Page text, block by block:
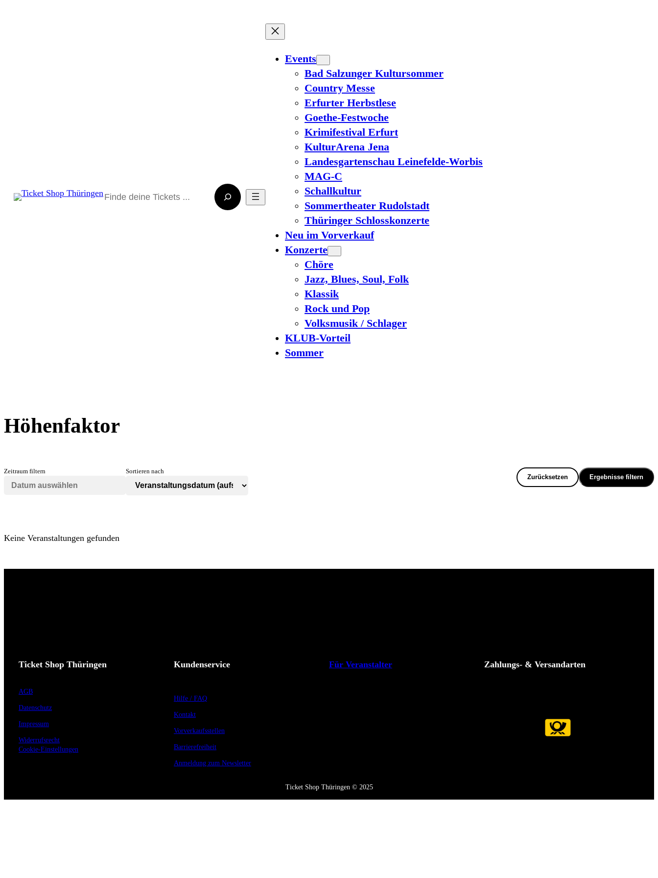
Events
Bad Salzunger Kultursommer
Country Messe
Erfurter Herbstlese
Goethe-Festwoche
Krimifestival Erfurt
KulturArena Jena
Landesgartenschau Leinefelde-Worbis
MAG-C
Schallkultur
Sommertheater Rudolstadt
Thüringer Schlosskonzerte
Neu im Vorverkauf
Konzerte
Chöre
Jazz, Blues, Soul, Folk
Klassik
Rock und Pop
Volksmusik / Schlager
KLUB-Vorteil
Sommer
Höhenfaktor
Zeitraum filtern Sortieren nach
Zurücksetzen Ergebnisse filtern
Keine Veranstaltungen gefunden
Ticket Shop Thüringen
AGB
Datenschutz
Impressum
Widerrufsrecht
Cookie-Einstellungen
Kundenservice
Hilfe / FAQ
Kontakt
Vorverkaufsstellen
Barrierefreiheit
Anmeldung zum Newsletter
Für Veranstalter Zahlungs- & Versandarten
Ticket Shop Thüringen © 2025